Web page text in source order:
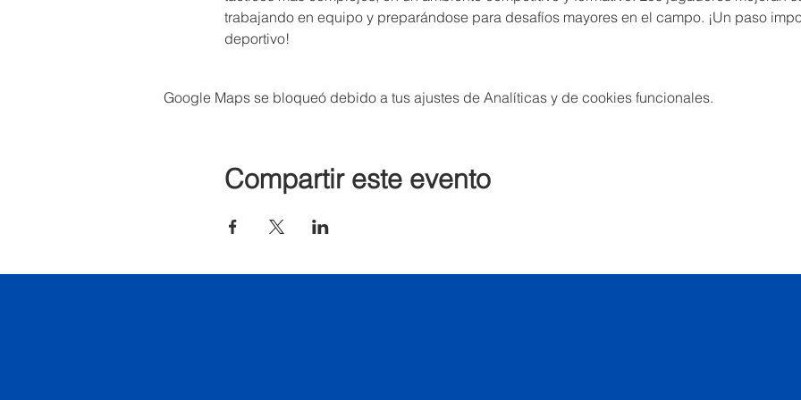
trabajando en equipo y preparándose para desafíos mayores en el campo. ¡Un paso
deportivo!
Google Maps se bloqueó debido a tus ajustes de Analíticas y de cookies funcionales.
Compartir este evento